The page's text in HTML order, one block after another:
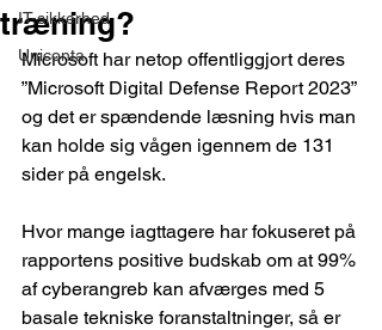
IT-sikkerhed
Uniconta
træning?
Microsoft har netop offentliggjort deres
”Microsoft Digital Defense Report 2023”
og det er spændende læsning hvis man
kan holde sig vågen igennem de 131
sider på engelsk.
Hvor mange iagttagere har fokuseret på
rapportens positive budskab om at 99%
af cyberangreb kan afværges med 5
basale tekniske foranstaltninger, så er